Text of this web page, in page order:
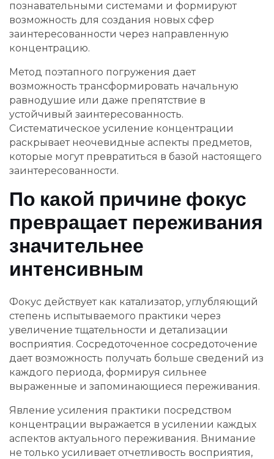
познавательными системами и формируют
возможность для создания новых сфер
заинтересованности через направленную
концентрацию.
Метод поэтапного погружения дает
возможность трансформировать начальную
равнодушие или даже препятствие в
устойчивый заинтересованность.
Систематическое усиление концентрации
раскрывает неочевидные аспекты предметов,
которые могут превратиться в базой настоящего
заинтересованности.
По какой причине фокус
превращает переживания
значительнее
интенсивным
Фокус действует как катализатор, углубляющий
степень испытываемого практики через
увеличение тщательности и детализации
восприятия. Сосредоточенное сосредоточение
дает возможность получать больше сведений из
каждого периода, формируя сильнее
выраженные и запоминающиеся переживания.
Явление усиления практики посредством
концентрации выражается в усилении каждых
аспектов актуального переживания. Внимание
не только усиливает отчетливость восприятия,